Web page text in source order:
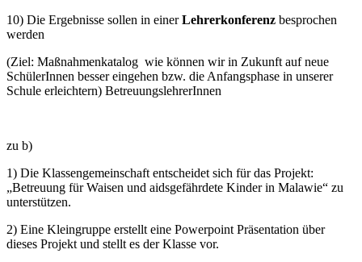
10) Die Ergebnisse sollen in einerLehrerkonferenz besprochen
werden
(Ziel: Maßnahmenkatalog wie können wir in Zukunft auf neue
SchülerInnen besser eingehen bzw. die Anfangsphase in unserer
Schule erleichtern) BetreuungslehrerInnen
zu b)
1) Die Klassengemeinschaft entscheidet sich für das Projekt:
„Betreuung für Waisen und aidsgefährdete Kinder in Malawie“ zu
unterstützen.
2) Eine Kleingruppe erstellt eine Powerpoint Präsentation über
dieses Projekt und stellt es der Klasse vor.